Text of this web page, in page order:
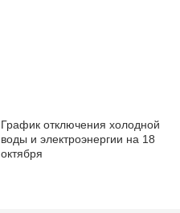
График отключения холодной
воды и электроэнергии на 18
октября